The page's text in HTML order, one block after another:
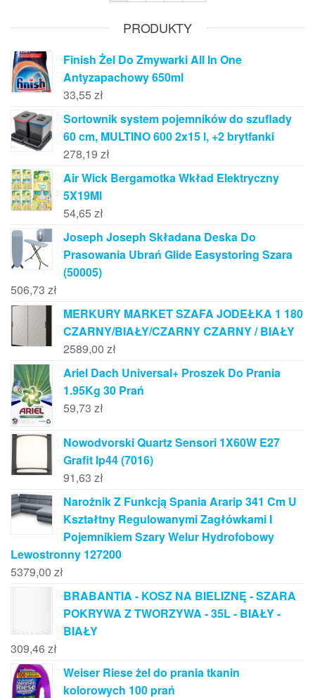
PRODUKTY
Finish Żel Do Zmywarki All In One
Antyzapachowy 650ml
33,55 zł
Sortownik system pojemników do szuflady
60 cm, MULTINO 600 2x15 l, +2 brytfanki
278,19 zł
Air Wick Bergamotka Wkład Elektryczny
5X19Ml
54,65 zł
Joseph Joseph Składana Deska Do
Prasowania Ubrań Glide Easystoring Szara
(50005)
506,73 zł
MERKURY MARKET SZAFA JODEŁKA 1 180
CZARNY/BIAŁY/CZARNY CZARNY / BIAŁY
2589,00 zł
Ariel Dach Universal+ Proszek Do Prania
1.95Kg 30 Prań
59,73 zł
Nowodvorski Quartz Sensori 1X60W E27
Grafit Ip44 (7016)
91,63 zł
Narożnik Z Funkcją Spania Ararip 341 Cm U
Kształtny Regulowanymi Zagłówkami I
Pojemnikiem Szary Welur Hydrofobowy
Lewostronny 127200
5379,00 zł
BRABANTIA - KOSZ NA BIELIZNĘ - SZARA
POKRYWA Z TWORZYWA - 35L - BIAŁY -
BIAŁY
309,46 zł
Weiser Riese żel do prania tkanin
kolorowych 100 prań